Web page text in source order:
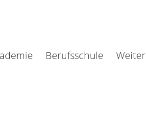
Berufsschule